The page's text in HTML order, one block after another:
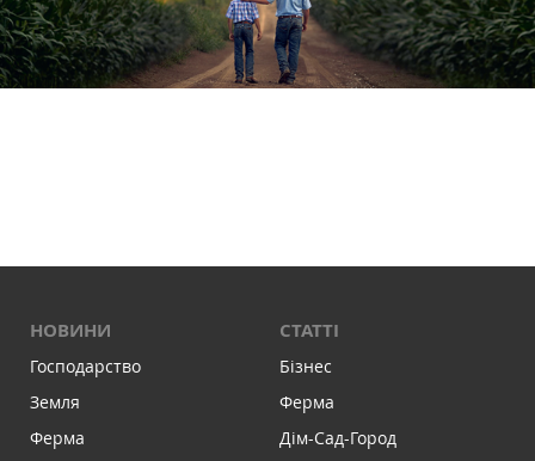
НОВИНИ
Господарство
Земля
Ферма
СТАТТІ
Бізнес
Ферма
Дім-Сад-Город